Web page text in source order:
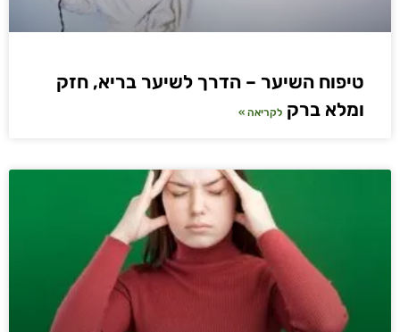
טיפוח השיער – הדרך לשיער בריא, חזק
ומלא ברק לקריאה »